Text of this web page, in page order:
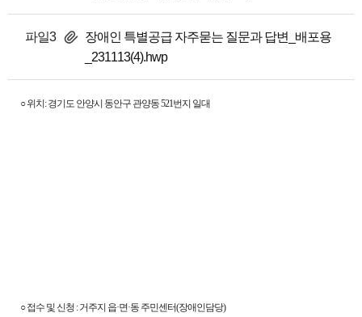
파일3
장애인 특별공급 자주묻는 질문과 답변_배포용
_231113(4).hwp
○ 위치: 경기도 안양시 동안구 관양동 521번지 일대
○ 접수 및 신청 : 거주지 읍·면·동 주민센터(장애인담당)